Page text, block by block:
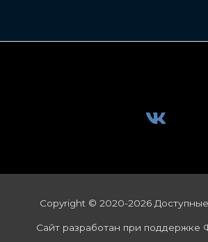
Copyright © 2020-2026
Сайт разработан при поддержке